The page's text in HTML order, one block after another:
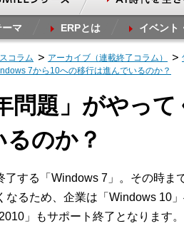
マ ERPとは イベント
コラム アーカイブ（連載終了コラム）
7から10への移行は進んでいるのか？
問題」がやっ
のか？
する「Windows 7」。その時
なるため、企業は「Windows 10
」もサポート終了となります